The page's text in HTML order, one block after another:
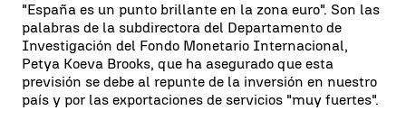
"España es un punto brillante en la zona euro". Son las
palabras de la subdirectora del Departamento de
Investigación del Fondo Monetario Internacional,
Petya Koeva Brooks, que ha asegurado que esta
previsión se debe al repunte de la inversión en nuestro
país y por las exportaciones de servicios "muy fuertes".